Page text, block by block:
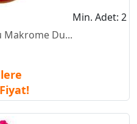
Min. Adet: 2
Makrome Du...